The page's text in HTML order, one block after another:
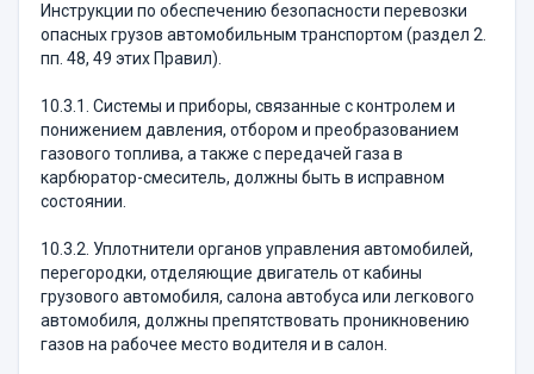
Инструкции по обеспечению безопасности перевозки
опасных грузов автомобильным транспортом (раздел 2.
пп. 48, 49 этих Правил).
10.3.1. Системы и приборы, связанные с контро­лем и
понижением давления, отбором и преобразова­нием
газового топлива, а также с передачей газа в
карбюратор-смеситель, должны быть в исправном
состоянии.
10.3.2. Уплотнители органов управления автомо­билей,
перегородки, отделяющие двигатель от каби­ны
грузового автомобиля, салона автобуса или лег­кового
автомобиля, должны препятствовать проник­новению
газов на рабочее место водителя и в салон.